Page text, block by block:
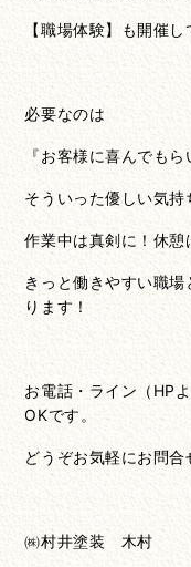
【職場体験】も開催
必要なのは
『お客様に喜んでもら
そういった優しい気
作業中は真剣に！休憩
きっと働きやすい職
ります！
お電話・ライン（HP
OKです。
どうぞお気軽にお問
㈱村井塗装 木村